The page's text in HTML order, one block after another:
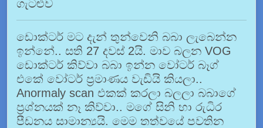
ගැටළුව
ඩොක්ටර් මට දැන් තුන්වෙනි බබා ලැබෙන්න
ඉන්නේ.. සති 27 දවස් 2යි. මාව බලන VOG
ඩොක්ටර් කිව්වා බබා ඉන්න වෝටර් බෑග්
එකේ වෝටර් ප්‍රමාණය වැඩියි කියලා..
Anormaly scan එකක් කරලා බලලා බබාගේ
ප්‍රශ්නයක් නෑ කිව්වා.. මගේ සිනි හා රුධිර
පීඩනය සාමාන්‍යයි. මෙම තත්වයේ පවතින